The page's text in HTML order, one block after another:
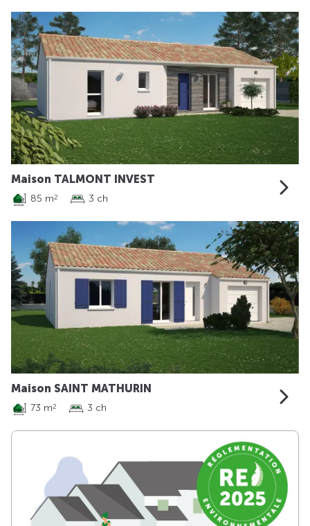
Maison TALMONT INVEST
85 m2 3 ch
Maison SAINT MATHURIN
73 m2 3 ch